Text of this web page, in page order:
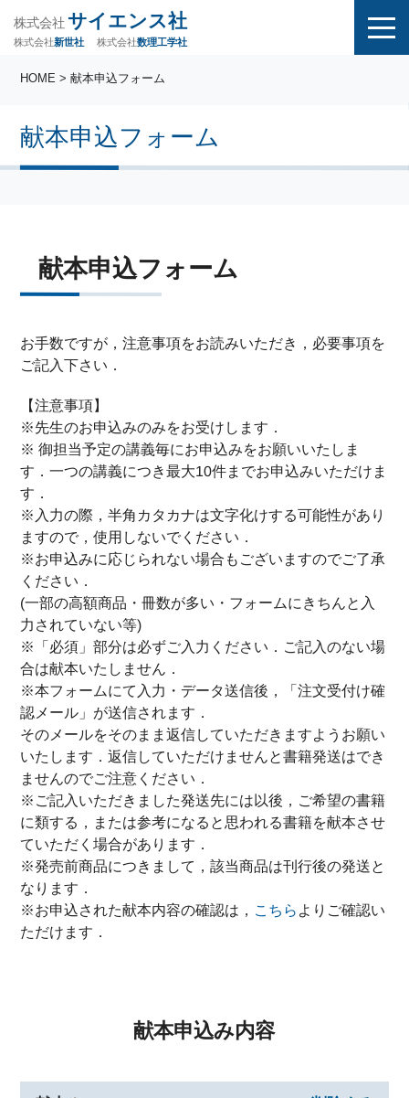
株式会社 サイエンス社
株式会社新世社 株式会社数理工学社
献本申込フォーム
HOME > 献本申込フォーム
献本申込フォーム
お手数ですが，注意事項をお読みいただき，必要事項を
ご記入下さい．
【注意事項】
※先生のお申込みのみをお受けします．
※ 御担当予定の講義毎にお申込みをお願いいたしま
す．一つの講義につき最大10件までお申込みいただけま
す．
※入力の際，半角カタカナは文字化けする可能性があり
ますので，使用しないでください．
※お申込みに応じられない場合もございますのでご了承
ください．
(一部の高額商品・冊数が多い・フォームにきちんと入
力されていない等)
※「必須」部分は必ずご入力ください．ご記入のない場
合は献本いたしません．
※本フォームにて入力・データ送信後，「注文受付け確
認メール」が送信されます．
そのメールをそのまま返信していただきますようお願い
いたします．返信していただけませんと書籍発送はでき
ませんのでご注意ください．
※ご記入いただきました発送先には以後，ご希望の書籍
に類する，または参考になると思われる書籍を献本させ
ていただく場合があります．
※発売前商品につきまして，該当商品は刊行後の発送と
なります．
※お申込された献本内容の確認は， こちら よりご確認い
ただけます．
献本申込み内容